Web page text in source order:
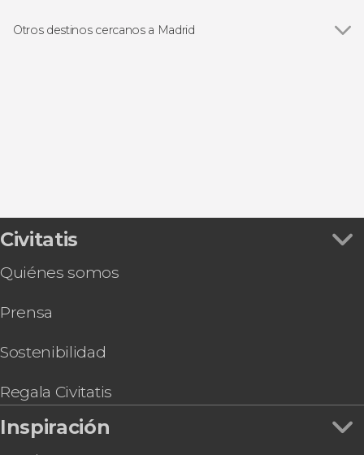
Catedral de la Almudena
Free tours en Madrid
Otros destinos cercanos a Madrid
Civitatis
Quiénes somos
Prensa
Sostenibilidad
Regala Civitatis
Inspiración